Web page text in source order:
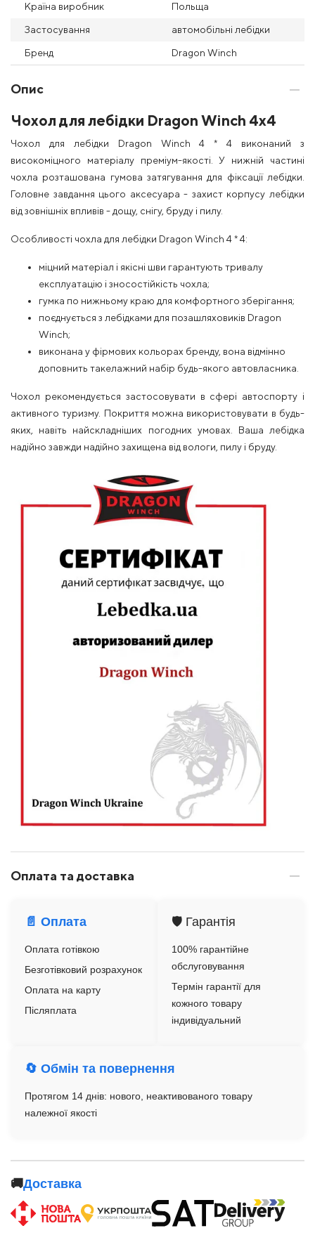
Країна виробник Польща
Застосування автомобільні лебідки
Бренд Dragon Winch
Опис
Чохол для лебідки Dragon Winch 4x4
Чохол для лебідки Dragon Winch 4 * 4 виконаний з
високоміцного матеріалу преміум-якості. У нижній частині
чохла розташована гумова затягування для фіксації лебідки.
Головне завдання цього аксесуара - захист корпусу лебідки
від зовнішніх впливів - дощу, снігу, бруду і пилу.
Особливості чохла для лебідки Dragon Winch 4 * 4:
міцний матеріал і якісні шви гарантують тривалу
експлуатацію і зносостійкість чохла;
гумка по нижньому краю для комфортного зберігання;
поєднується з лебідками для позашляховиків Dragon
Winch;
виконана у фірмових кольорах бренду, вона відмінно
доповнить такелажний набір будь-якого автовласника.
Чохол рекомендується застосовувати в сфері автоспорту і
активного туризму. Покриття можна використовувати в будь-
яких, навіть найскладніших погодних умовах. Ваша лебідка
надійно завжди надійно захищена від вологи, пилу і бруду.
Оплата та доставка
📄 Оплата
Оплата готівкою
Безготівковий розрахунок
Оплата на карту
Післяплата
🛡️ Гарантія
100% гарантійне
обслуговування
Термін гарантії для
кожного товару
індивідуальний
🔄 Обмін та повернення
Протягом 14 днів: нового, неактивованого товару
належної якості
🚚Доставка